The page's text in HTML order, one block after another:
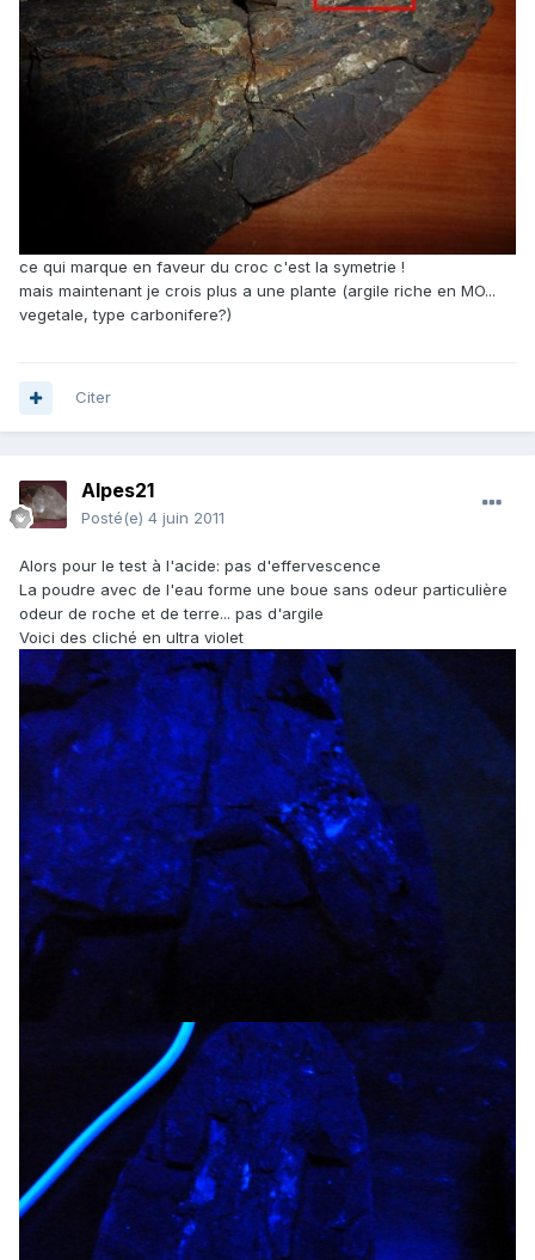
ce qui marque en faveur du croc c'est la symetrie !
mais maintenant je crois plus a une plante (argile riche en MO...
vegetale, type carbonifere?)
Citer
Alpes21
Posté(e) 4 juin 2011
Alors pour le test à l'acide: pas d'effervescence
La poudre avec de l'eau forme une boue sans odeur particulière
odeur de roche et de terre... pas d'argile
Voici des cliché en ultra violet